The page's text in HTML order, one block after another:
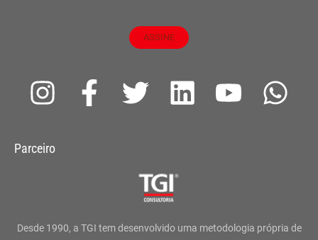
ASSINE
I
s
g
F
a
o
T
t
e
L
d
Y
b
W
a
Parceiro
Desde 1990, a TGI tem desenvolvido uma metodologia própria de